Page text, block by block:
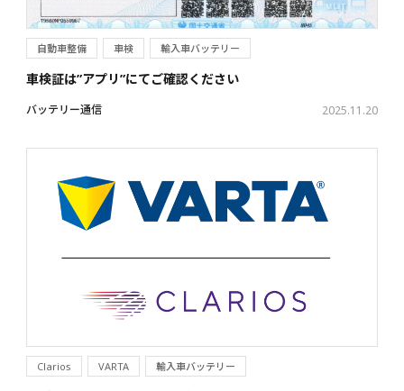
自動車整備 車検 輸入車バッテリー
車検証は”アプリ”にてご確認ください
バッテリー通信 2025.11.20
Clarios VARTA 輸入車バッテリー